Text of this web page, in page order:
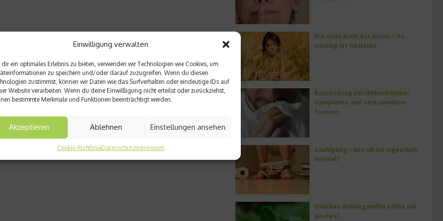
Einwilligung verwalten
dir ein optimales Erlebnis zu bieten, verwenden wir Technologien wie Cookies, um
zu speichern und/oder darauf zuzugreifen. Wenn du diesen
zustimmst, können wir Daten wie das Surfverhalten oder eindeutige IDs auf
Website verarbeiten. Wenn du deine Einwillligung nicht erteilst oder zurückziehst,
bestimmte Merkmale und Funktionen beeinträchtigt werden.
Akzeptieren Ablehnen Einstellungen ansehen
Cookie-RichtlinieDatenschutzImpressum
Die volle Kraft des Korns – So
wichtig ist Getreide
Entzündung der Nebenhöhlen:
Symptome und verschiedene
Formen
Stuhlgang – wie oft ist eigentlich
normal?
Welches Ashwagandha sollte ich
kaufen?